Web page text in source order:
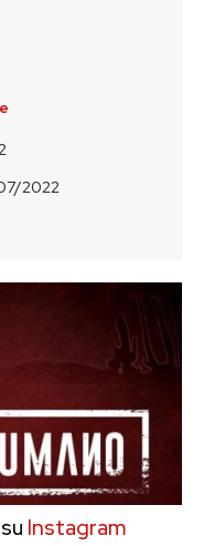
2022
Instagram